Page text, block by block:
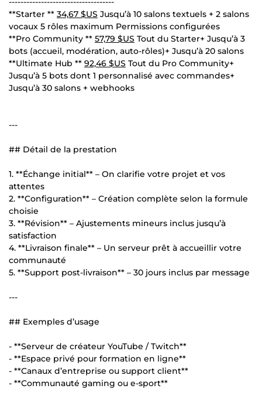
**Starter ** 34,67 $US Jusqu’à 10 salons textuels + 2 salons
vocaux 5 rôles maximum Permissions configurées
**Pro Community ** 57,79 $US Tout du Starter+ Jusqu’à 3
bots (accueil, modération, auto-rôles)+ Jusqu’à 20 salons
**Ultimate Hub ** 92,46 $US Tout du Pro Community+
Jusqu’à 5 bots dont 1 personnalisé avec commandes+
Jusqu’à 30 salons + webhooks
---
## Détail de la prestation
1. **Échange initial** – On clarifie votre projet et vos
attentes
2. **Configuration** – Création complète selon la formule
choisie
3. **Révision** – Ajustements mineurs inclus jusqu’à
satisfaction
4. **Livraison finale** – Un serveur prêt à accueillir votre
communauté
5. **Support post-livraison** – 30 jours inclus par message
---
## Exemples d’usage
- **Serveur de créateur YouTube / Twitch**
- **Espace privé pour formation en ligne**
- **Canaux d’entreprise ou support client**
- **Communauté gaming ou e-sport**